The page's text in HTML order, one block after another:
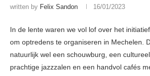
written by Felix Sandon 16/01/2023
In de lente waren we vol lof over het
om optredens te organiseren in Mechelen.
natuurlijk wel een schouwburg, een
prachtige jazzzalen en een handvol cafés